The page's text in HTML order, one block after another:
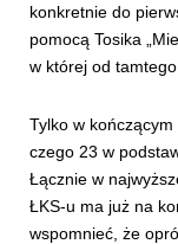
konkretnie do
pomocą Tosika
w której od
Tylko w kończącym
czego 23 w
Łącznie w
ŁKS-u ma już na
wspomnieć, że